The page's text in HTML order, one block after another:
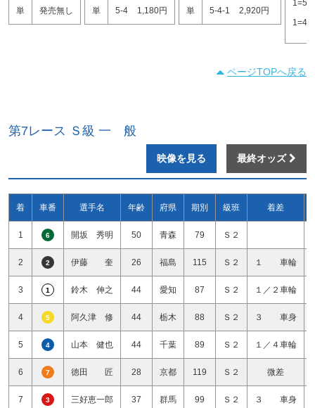
単 発売無し 単 5-4 1,180円 単 5-4-1 2,920円
1=5
1=4
ページTOPへ戻る
第7レース Ｓ級 一 般
映像を見る 最終オッズ
着 車番 選手名 年齢 府県 期別 級班 着差
1 6 開坂 秀明 50 青森 79 Ｓ２
2 2 伊藤 奎 26 福島 115 Ｓ２ １ 車輪
3 1 鈴木 伸之 44 愛知 87 Ｓ２ １／２車輪
4 5 阿久津 修 44 栃木 88 Ｓ２ ３ 車身
5 4 山本 健也 44 千葉 89 Ｓ２ １／４車輪
6 7 徳田 匠 28 京都 119 Ｓ２ 微差
7 3 三好恵一郎 37 群馬 99 Ｓ２ ３ 車身